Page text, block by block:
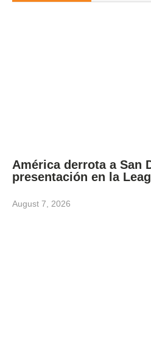
América derrota a San
presentación en la
August 7, 2026